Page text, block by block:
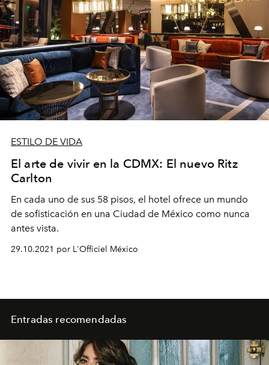
ESTILO DE VIDA
El arte de vivir en la CDMX: El nuevo Ritz
Carlton
En cada uno de sus 58 pisos, el hotel ofrece un mundo
de sofisticación en una Ciudad de México como nunca
antes vista.
29.10.2021 por L'Officiel México
Entradas recomendadas